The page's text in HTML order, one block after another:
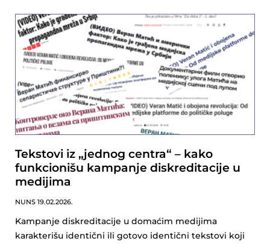
Tekstovi iz „jednog centra“ – kako
funkcionišu kampanje diskreditacije u
medijima
NUNS 19.02.2026.
Kampanje diskreditacije u domaćim medijima
karakterišu identični ili gotovo identični tekstovi koji